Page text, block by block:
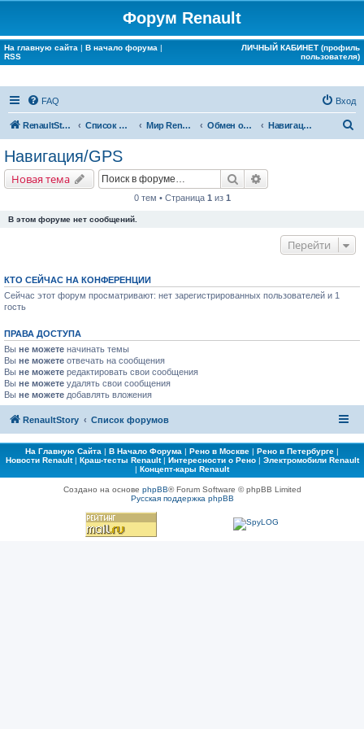
Форум Renault
На главную сайта | В начало форума |
RSS
ЛИЧНЫЙ КАБИНЕТ (профиль
пользователя)
FAQ Вход
RenaultStory Список форумов Мир Renault Обмен опытом Навигация/GPS
Навигация/GPS
Новая тема Поиск
0 тем • Страница 1 из 1
В этом форуме нет сообщений.
Перейти
КТО СЕЙЧАС НА КОНФЕРЕНЦИИ
Сейчас этот форум просматривают: нет зарегистрированных пользователей и 1
гость
ПРАВА ДОСТУПА
Вы не можете начинать темы
Вы не можете отвечать на сообщения
Вы не можете редактировать свои сообщения
Вы не можете удалять свои сообщения
Вы не можете добавлять вложения
RenaultStory Список форумов
На Главную Сайта | В Начало Форума | Рено в Москве | Рено в Петербурге |
Новости Renault| Краш-тесты Renault| Интересности о Рено| Электромобили Renault
| Концепт-кары Renault
Создано на основе phpBB® Forum Software © phpBB Limited
Русская поддержка phpBB